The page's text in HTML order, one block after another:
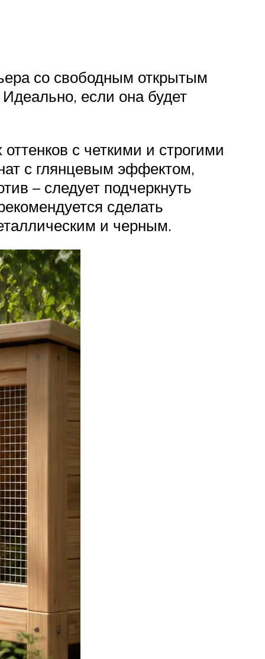
со свободным открытым
если она будет
с четкими и строгими
с глянцевым эффектом,
– следует подчеркнуть
сделать
и черным.